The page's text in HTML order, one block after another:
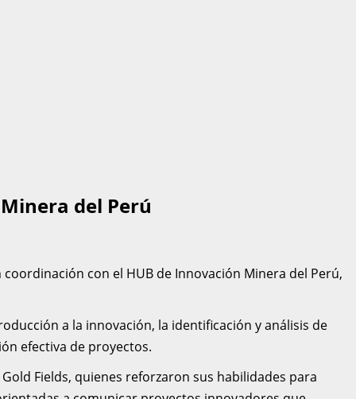
del Perú
con el HUB de Innovación Minera del Perú,
a la innovación, la identificación y análisis de
efectiva de proyectos.
Fields, quienes reforzaron sus habilidades para